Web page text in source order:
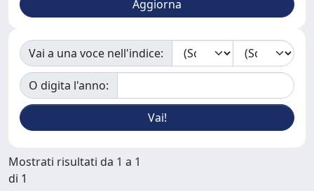
Vai a una voce nell'indice:
O digita l'anno:
Mostrati risultati da 1 a 1
di 1